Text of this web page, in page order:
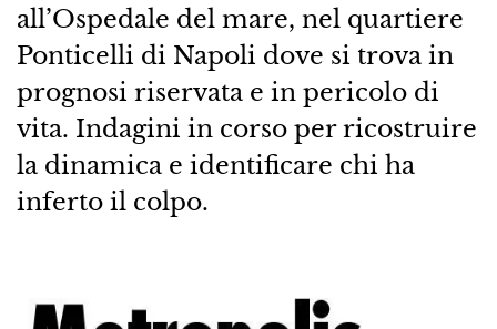
all’Ospedale del mare, nel quartiere
Ponticelli di Napoli dove si trova in
prognosi riservata e in pericolo di
vita. Indagini in corso per ricostruire
la dinamica e identificare chi ha
inferto il colpo.